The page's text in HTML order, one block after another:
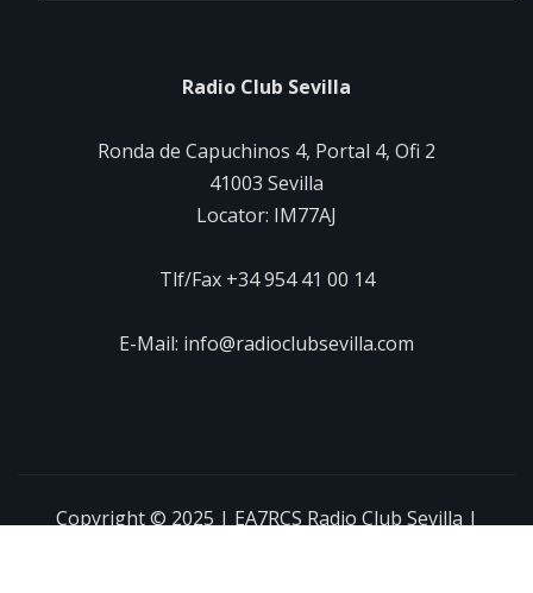
Radio Club Sevilla
Ronda de Capuchinos 4, Portal 4, Ofi 2
41003 Sevilla
Locator: IM77AJ
Tlf/Fax +34 954 41 00 14
E-Mail: info@radioclubsevilla.com
Copyright © 2025 | EA7RCS Radio Club Sevilla |